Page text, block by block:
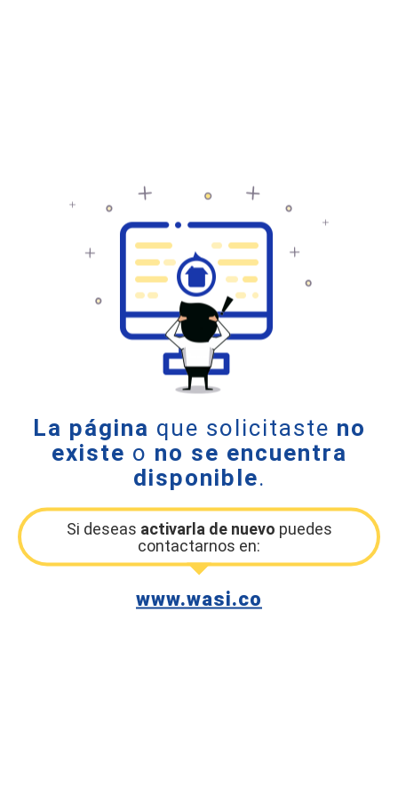
La página que solicitaste no
existe o no se encuentra
disponible.
Si deseas activarla de nuevo puedes
contactarnos en:
www.wasi.co